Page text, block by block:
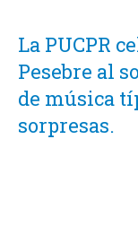
La PUCPR
Pesebre al
de música
sorpresas.